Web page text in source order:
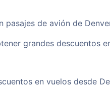
de avión de
grandes descuentos
en vuelos desde